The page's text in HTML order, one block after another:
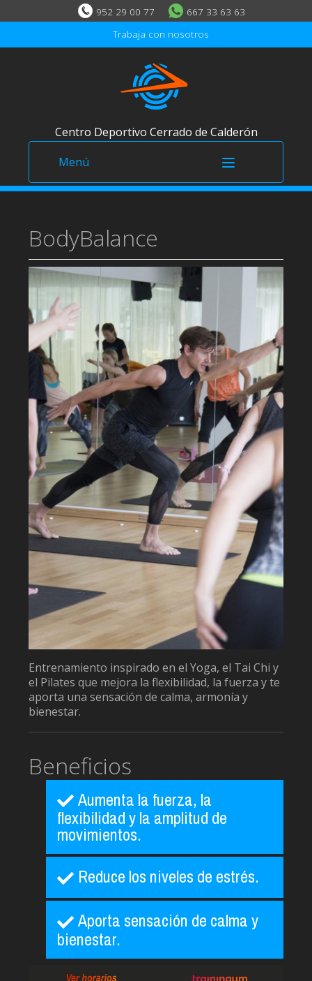
952 29 00 77
667 33 63 63
Trabaja con nosotros
Centro Deportivo Cerrado de Calderón
Menú
Inicio
Horarios
Oferta Deportiva
Actividades dirigidas
Piscina
Fitness
Reservas y alquileres
BodyBalance
Entrenamiento inspirado en el Yoga, el Tai Chi y
el Pilates que mejora la flexibilidad, la fuerza y te
aporta una sensación de calma, armonía y
bienestar.
Beneficios
Aumenta la fuerza, la
flexibilidad y la amplitud de
movimientos.
Reduce los niveles de estrés.
Aporta sensación de calma y
bienestar.